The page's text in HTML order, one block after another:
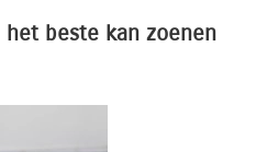
beste kan zoenen